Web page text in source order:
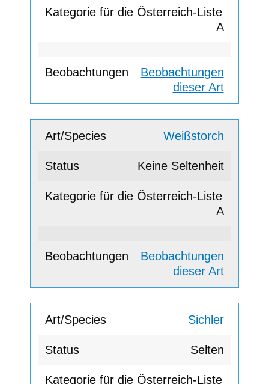
A
Beobachtungen
dieser Art
Weißstorch
Keine Seltenheit
A
Beobachtungen
dieser Art
Sichler
Selten